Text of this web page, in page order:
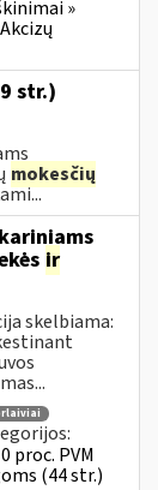
»
str.)
mokesčių
ir
skelbiama:
proc. PVM
(44 str.)